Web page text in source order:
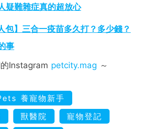
疑難雜症真的超放心
包】三合一疫苗多久打？多少錢？
事
Instagram petcity.mag ～
養寵物新手
獸醫院
寵物登記